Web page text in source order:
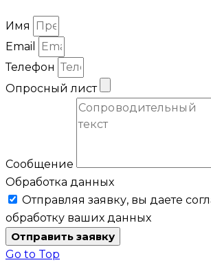
Имя
Email
Телефон
Опросный лист
Сообщение
Обработка данных
Отправляя заявку, вы даете
обработку ваших данных
Отправить заявку
Go to Top